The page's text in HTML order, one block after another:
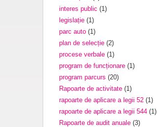
interes public (1)
legislație (1)
parc auto (1)
plan de selecție (2)
procese verbale (1)
program de funcționare (1)
program parcurs (20)
Rapoarte de activitate (1)
rapoarte de aplicare a legii 52 (1)
rapoarte de aplicare a legii 544 (1)
Rapoarte de audit anuale (3)